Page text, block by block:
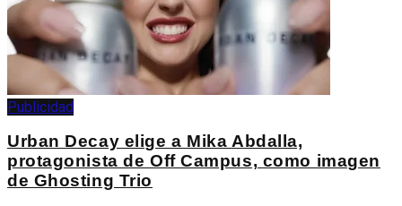
Publicidad
Urban Decay elige a Mika Abdalla,
protagonista de Off Campus, como imagen
de Ghosting Trio